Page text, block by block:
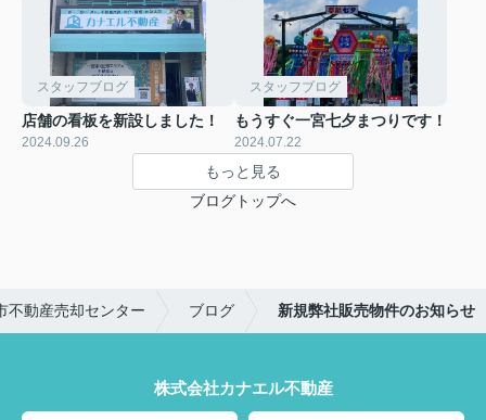
スタッフブログ
店舗の看板を新設しました！
2024.09.26
スタッフブログ
もうすぐ一宮七夕まつりです！
2024.07.22
もっと見る
ブログトップへ
不動産売却センター ブログ 新規弊社販売物件のお知らせ
株式会社カナエル不動産